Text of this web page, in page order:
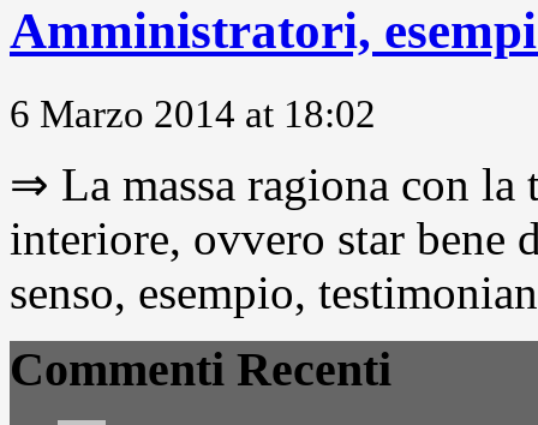
Amministratori,
6 Marzo 2014 at 18:02
⇒ La massa ragiona con
interiore, ovvero star
senso, esempio,
Commenti Recenti